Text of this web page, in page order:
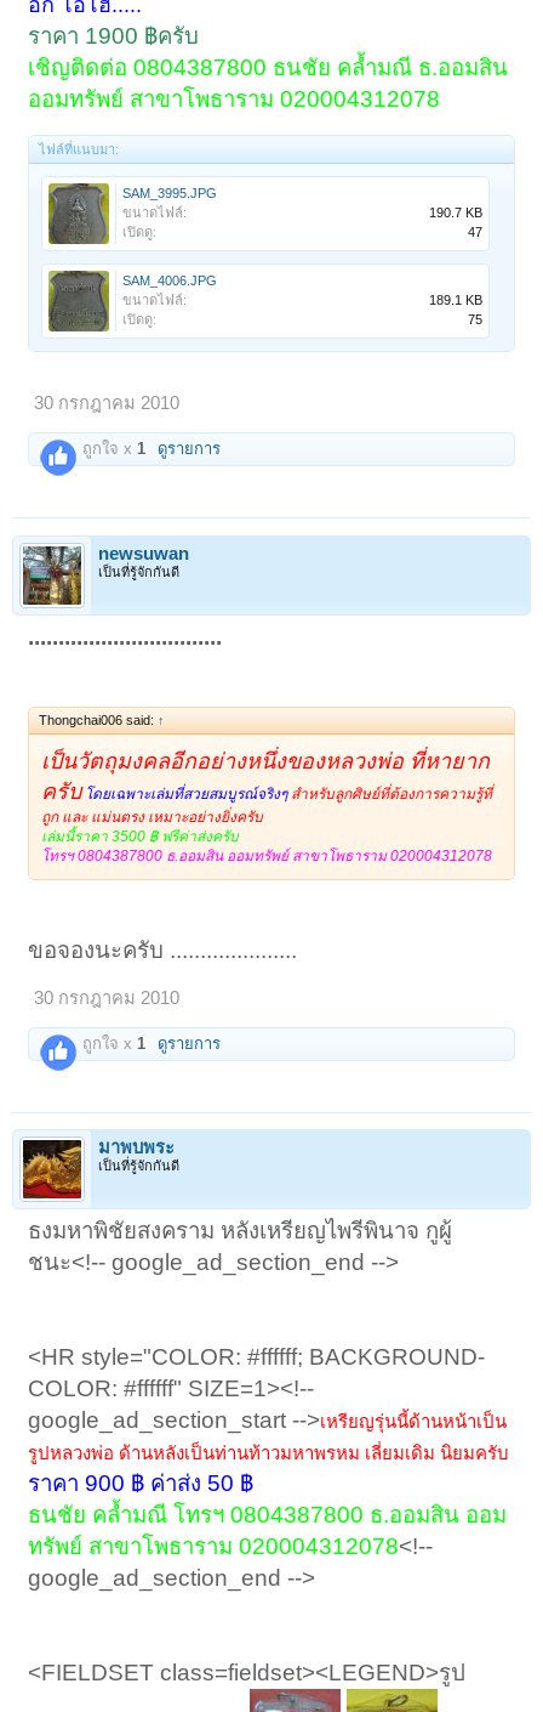
อีก โอ้โฮ.....
ราคา 1900 ฿ครับ
เชิญติดต่อ 0804387800 ธนชัย คล้ำมณี ธ.ออมสิน
ออมทรัพย์ สาขาโพธาราม 020004312078
ไฟล์ที่แนบมา:
SAM_3995.JPG
ขนาดไฟล์:
190.7 KB
เปิดดู:
47
SAM_4006.JPG
ขนาดไฟล์:
189.1 KB
เปิดดู:
75
30 กรกฎาคม 2010
ถูกใจ x1 ดูรายการ
newsuwan
เป็นที่รู้จักกันดี
................................
Thongchai006 said: ↑
เป็นวัตถุมงคลอีกอย่างหนึ่งของหลวงพ่อ ที่หายาก
ครับ โดยเฉพาะเล่มที่สวยสมบูรณ์จริงๆ สำหรับลูกศิษย์ที่ต้องการความรู้ที่
ถูก และ แม่นตรง เหมาะอย่างยิ่งครับ
เล่มนี้ราคา 3500 ฿ ฟรีค่าส่งครับ
โทรฯ 0804387800 ธ.ออมสิน ออมทรัพย์ สาขาโพธาราม 020004312078
ขอจองนะครับ .....................
30 กรกฎาคม 2010
ถูกใจ x 1 ดูรายการ
มาพบพระ
เป็นที่รู้จักกันดี
ธงมหาพิชัยสงคราม หลังเหรียญไพรีพินาจ กูผู้
ชนะ<!-- google_ad_section_end -->
<HR style="COLOR: #ffffff; BACKGROUND-
COLOR: #ffffff" SIZE=1><!--
google_ad_section_start -->เหรียญรุ่นนี้ด้านหน้าเป็น
รูปหลวงพ่อ ด้านหลังเป็นท่านท้าวมหาพรหม เลี่ยมเดิม นิยมครับ
ราคา 900 ฿ ค่าส่ง 50 ฿
ธนชัย คล้ำมณี โทรฯ 0804387800 ธ.ออมสิน ออม
ทรัพย์ สาขาโพธาราม 020004312078<!--
google_ad_section_end -->
<FIELDSET class=fieldset><LEGEND>รูป